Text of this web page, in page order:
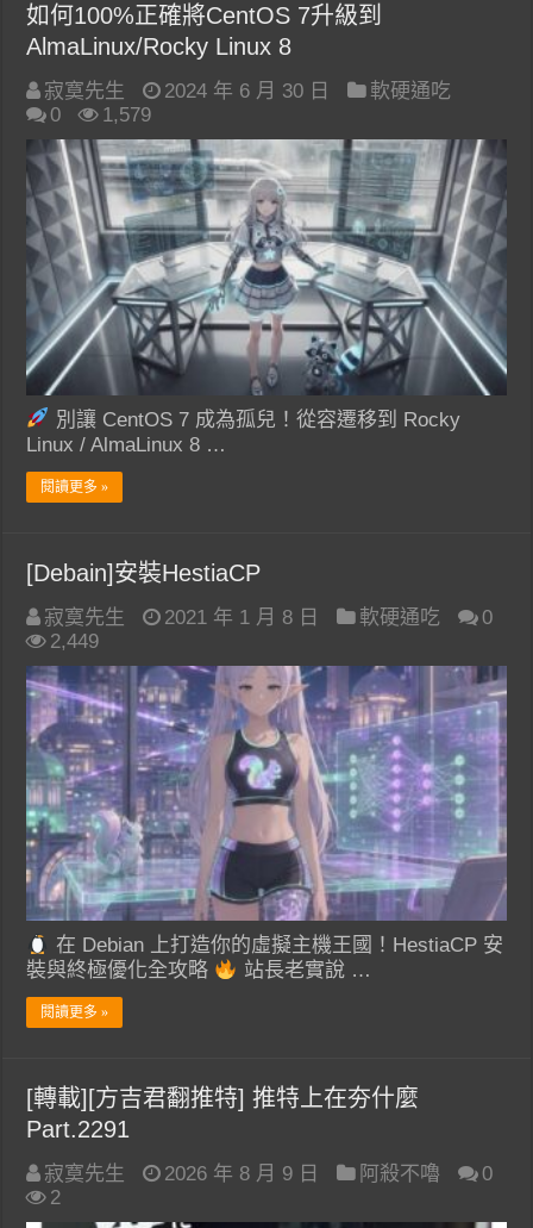
如何100%正確將CentOS 7升級到
AlmaLinux/Rocky Linux 8
寂寞先生 2024 年 6 月 30 日
軟硬通吃
0
1,579
別讓 CentOS 7 成為孤兒！從容遷移到 Rocky
Linux / AlmaLinux 8 …
閱讀更多 »
[Debain]安裝HestiaCP
寂寞先生 2021 年 1 月 8 日 軟硬通吃
0
2,449
在 Debian 上打造你的虛擬主機王國！HestiaCP 安
裝與終極優化全攻略
站長老實說 …
閱讀更多 »
[轉載][方吉君翻推特] 推特上在夯什麼
Part.2291
寂寞先生 2026 年 8 月 9 日 阿殺不嚕
0
2